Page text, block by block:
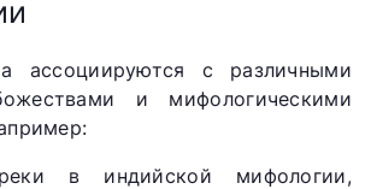
ассоциируются с различными
и мифологическими
в индийской мифологии,